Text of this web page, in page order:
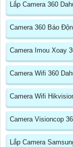
Lắp Camera 360
Camera 360 Báo
Camera Imou Xoay
Camera Wifi 360
Camera Wifi
Camera Visioncop
Lắp Camera